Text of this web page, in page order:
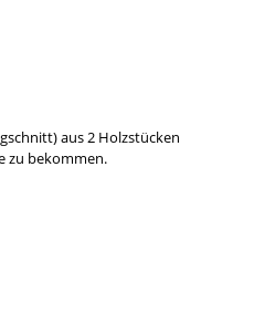
aus 2 Holzstücken
zu bekommen.